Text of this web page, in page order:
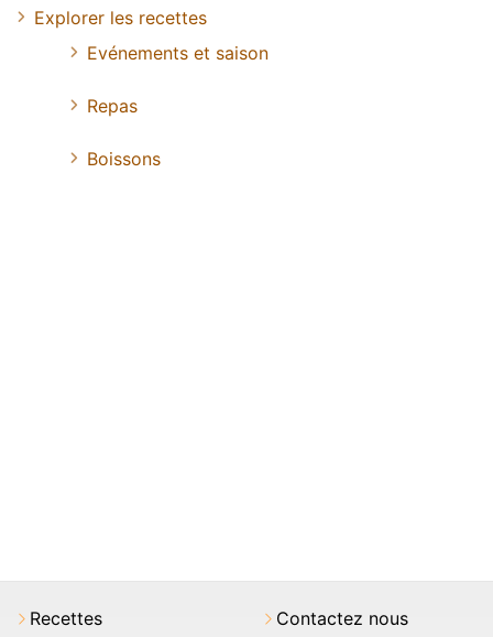
Explorer les recettes
Evénements et saison
Repas
Boissons
Recettes Contactez nous